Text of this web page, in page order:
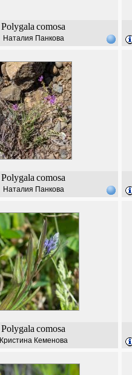
Polygala comosa
Наталия Панкова
Polygala comosa
Наталия Панкова
Polygala comosa
Кристина Кеменова